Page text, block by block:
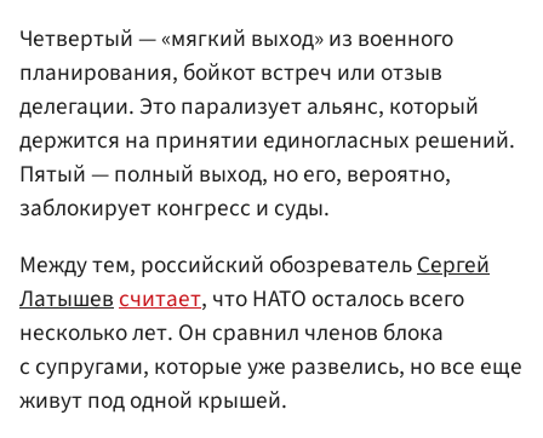
Четвертый — «мягкий выход» из военного
планирования, бойкот встреч или отзыв
делегации. Это парализует альянс, который
держится на принятии единогласных решений.
Пятый — полный выход, но его, вероятно,
заблокирует конгресс и суды.
Между тем, российский обозревательСергей
Латышевсчитает, что НАТО осталось всего
несколько лет. Он сравнил членов блока
с супругами, которые уже развелись, но все еще
живут под одной крышей.